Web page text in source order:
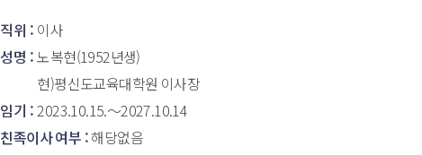
직위 : 이사
성명 : 노복현(1952년생)
현)평신도교육대학원 이사장
임기 : 2023.10.15.～2027.10.14
친족이사 여부 : 해당없음